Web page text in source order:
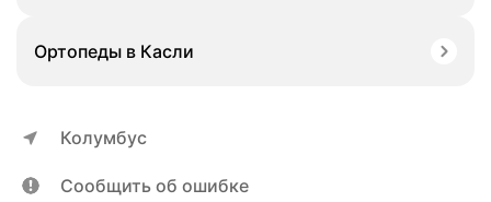
Ортопеды в Касли
Колумбус
Сообщить об ошибке